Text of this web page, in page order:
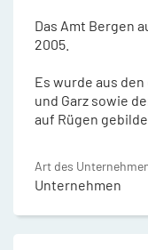
Das Amt Bergen
2005.
Es wurde aus
und Garz sowie
auf Rügen
Art des
Unternehmen